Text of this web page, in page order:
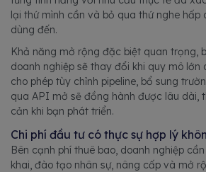
lại thứ mình cần và bỏ qua thứ nghe hấp
dùng đến.
Khả năng mở rộng đặc biệt quan trọng,
doanh nghiệp sẽ thay đổi khi quy mô lớn
cho phép tùy chỉnh pipeline, bổ sung
qua API mở sẽ đồng hành được lâu dài,
cản khi bạn phát triển.
Chi phí đầu tư có thực sự hợp lý
Bên cạnh phí thuê bao, doanh nghiệp
khai, đào tạo nhân sự, nâng cấp và mở